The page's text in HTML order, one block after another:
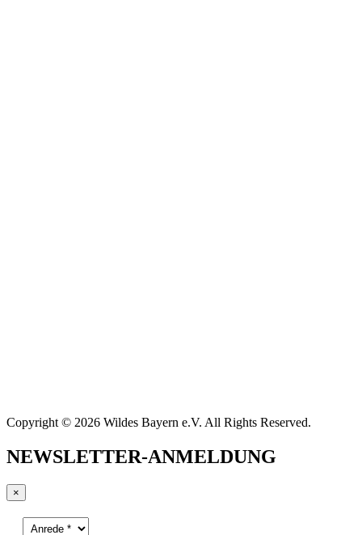
Copyright © 2026 Wildes Bayern e.V. All Rights Reserved.
NEWSLETTER-ANMELDUNG
×